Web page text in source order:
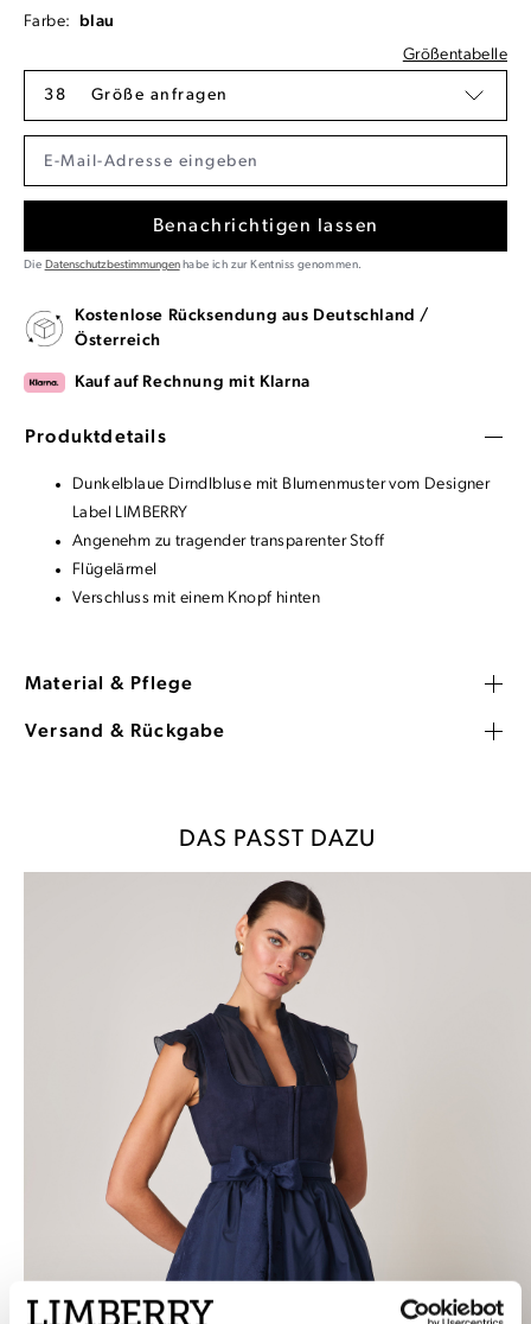
Farbe: blau
Größentabelle
38 Größe anfragen
Benachrichtigen lassen
Die Datenschutzbestimmungenhabe ich zur Kentniss genommen.
Kostenlose Rücksendung aus Deutschland /
Österreich
Kauf auf Rechnung mit Klarna
Produktdetails
Dunkelblaue Dirndlbluse mit Blumenmuster vom Designer
Label LIMBERRY
Angenehm zu tragender transparenter Stoff
Flügelärmel
Verschluss mit einem Knopf hinten
Material & Pflege
Versand & Rückgabe
DAS PASST DAZU